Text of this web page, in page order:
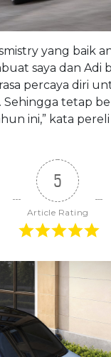
yang baik
saya dan Adi
percaya diri
Sehingga tetap
ini,” kata pereli
5
Article Rating